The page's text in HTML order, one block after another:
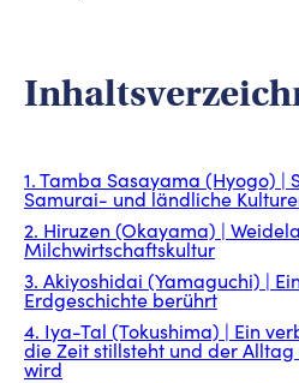
1. Tamba Sasayama (Hyogo) |
Samurai- und ländliche
2. Hiruzen (Okayama) |
Milchwirtschaftskultur
3. Akiyoshidai (Yamaguchi) |
Erdgeschichte berührt
4. Iya-Tal (Tokushima) | Ein
die Zeit stillsteht und der
wird